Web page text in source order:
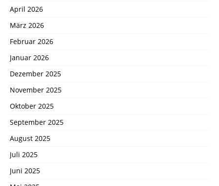
April 2026
März 2026
Februar 2026
Januar 2026
Dezember 2025
November 2025
Oktober 2025
September 2025
August 2025
Juli 2025
Juni 2025